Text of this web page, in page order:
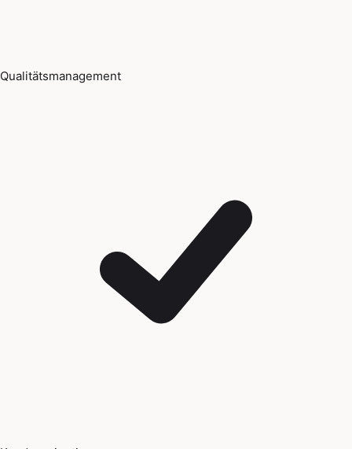
Qualitätsmanagement